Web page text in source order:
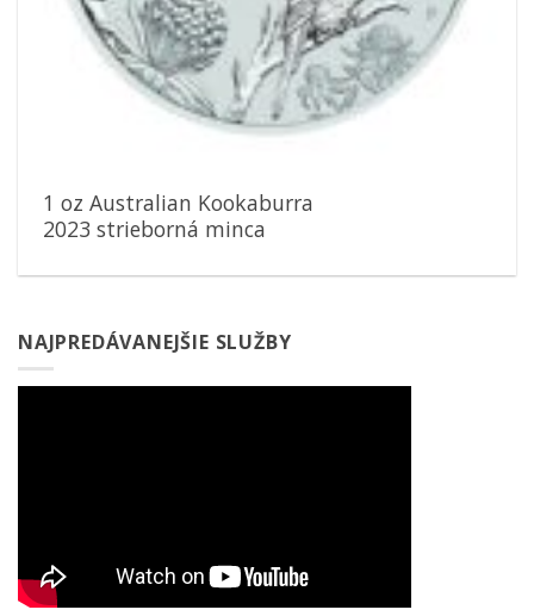
1 oz Australian Kookaburra
2023 strieborná minca
NAJPREDÁVANEJŠIE SLUŽBY